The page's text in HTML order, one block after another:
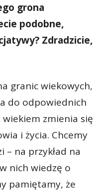
grona
podobne,
Zdradzicie,
granic wiekowych,
do odpowiednich
zmienia się
i życia. Chcemy
– na przykład na
nich wiedzę o
pamiętamy, że